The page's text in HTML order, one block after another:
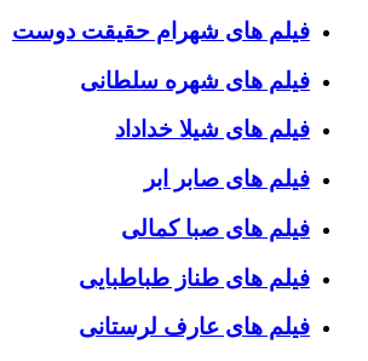
فیلم های شهرام حقیقت دوست
فیلم های شهره سلطانی
فیلم های شیلا خداداد
فیلم های صابر ابر
فیلم های صبا کمالی
فیلم های طناز طباطبایی
فیلم های عارف لرستانی